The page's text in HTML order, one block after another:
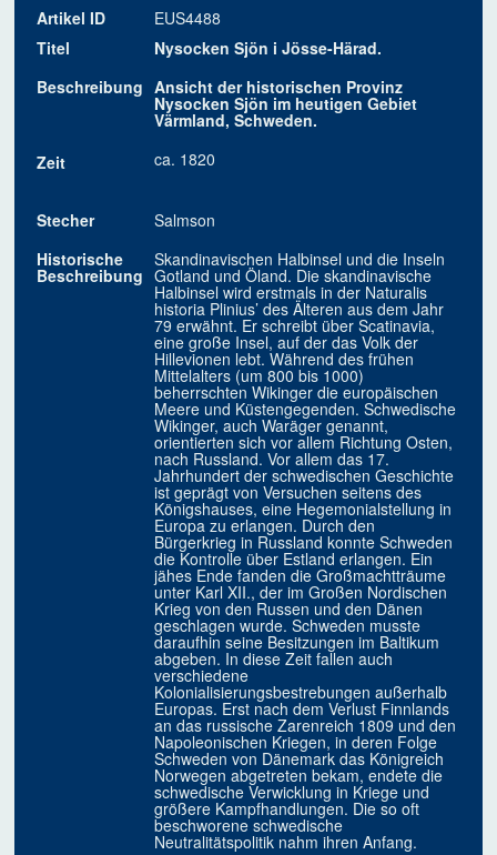
Artikel ID
EUS4488
Titel
Nysocken Sjön i Jösse-Härad.
Beschreibung Ansicht der historischen Provinz
Nysocken Sjön im heutigen Gebiet
Värmland, Schweden.
Zeit
ca. 1820
Stecher
Salmson
Historische
Beschreibung
Skandinavischen Halbinsel und die Inseln
Gotland und Öland. Die skandinavische
Halbinsel wird erstmals in der Naturalis
historia Plinius’ des Älteren aus dem Jahr
79 erwähnt. Er schreibt über Scatinavia,
eine große Insel, auf der das Volk der
Hillevionen lebt. Während des frühen
Mittelalters (um 800 bis 1000)
beherrschten Wikinger die europäischen
Meere und Küstengegenden. Schwedische
Wikinger, auch Waräger genannt,
orientierten sich vor allem Richtung Osten,
nach Russland. Vor allem das 17.
Jahrhundert der schwedischen Geschichte
ist geprägt von Versuchen seitens des
Königshauses, eine Hegemonialstellung in
Europa zu erlangen. Durch den
Bürgerkrieg in Russland konnte Schweden
die Kontrolle über Estland erlangen. Ein
jähes Ende fanden die Großmachtträume
unter Karl XII., der im Großen Nordischen
Krieg von den Russen und den Dänen
geschlagen wurde. Schweden musste
daraufhin seine Besitzungen im Baltikum
abgeben. In diese Zeit fallen auch
verschiedene
Kolonialisierungsbestrebungen außerhalb
Europas. Erst nach dem Verlust Finnlands
an das russische Zarenreich 1809 und den
Napoleonischen Kriegen, in deren Folge
Schweden von Dänemark das Königreich
Norwegen abgetreten bekam, endete die
schwedische Verwicklung in Kriege und
größere Kampfhandlungen. Die so oft
beschworene schwedische
Neutralitätspolitik nahm ihren Anfang.